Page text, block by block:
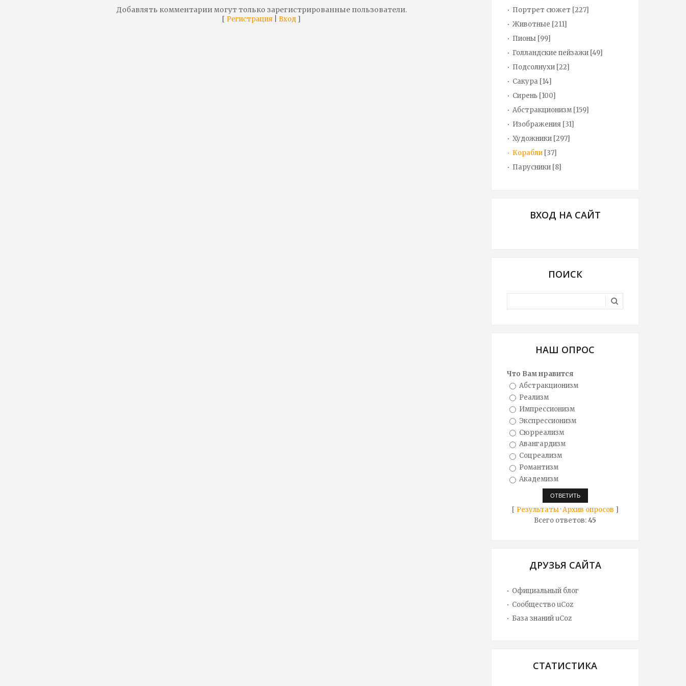
Добавлять комментарии могут только зарегистрированные пользователи.
[ Регистрация Вход ]
Портрет сюжет [227]
Животные [211]
Пионы [99]
Голландские пейзажи [49]
Подсолнухи [22]
Сакура [14]
Сирень [100]
Абстракционизм [159]
Изображения [31]
Художники [297]
Корабли [37]
Парусники [8]
ВХОД НА САЙТ
ПОИСК
НАШ ОПРОС
Что Вам нравится
Абстракционизм
Реализм
Импрессионизм
Экспрессионизм
Сюрреализм
Авангардизм
Соцреализм
Романтизм
Академизм
[ Результаты·Архив опросов ]
Всего ответов:45
ДРУЗЬЯ САЙТА
Официальный блог
Сообщество uCoz
База знаний uCoz
СТАТИСТИКА